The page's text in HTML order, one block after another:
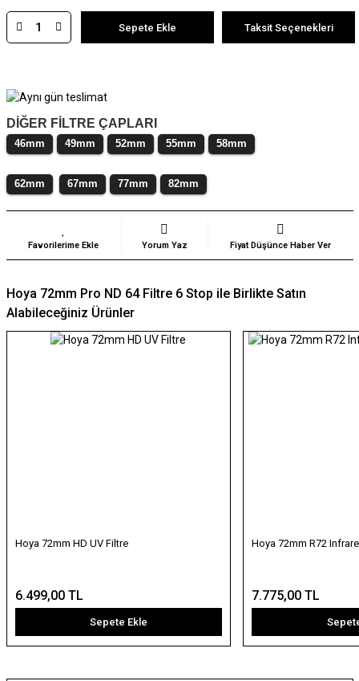
Sepete Ekle Taksit Seçenekleri
DİĞER FİLTRE ÇAPLARI
46mm 49mm 52mm 55mm 58mm
62mm 67mm 77mm 82mm
Yorum Yaz Fiyat Düşünce Haber Ver
Hoya 72mm Pro ND 64 Filtre 6 Stop ile Birlikte Satın
Alabileceğiniz Ürünler
Hoya 72mm HD UV Filtre
6.499,00 TL
Sepete Ekle
Hoya 72mm R72
7.775,00 TL